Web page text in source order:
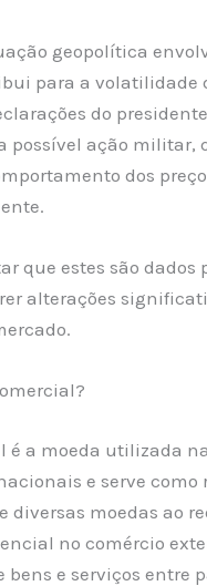
geopolítica
para a volatilidade
do
possível ação militar,
dos
que estes são dados
alterações
é a moeda utilizada
e serve como
diversas moedas ao
no comércio
e serviços entre